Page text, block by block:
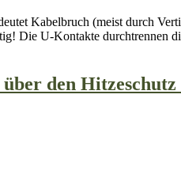
Kabelbruch (meist durch
Die U-Kontakte durchtrennen
den